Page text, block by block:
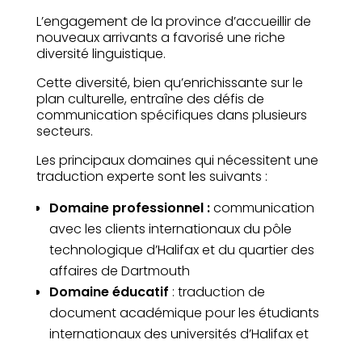
L’engagement de la province d’accueillir de
nouveaux arrivants a favorisé une riche
diversité linguistique.
Cette diversité, bien qu’enrichissante sur le
plan culturelle, entraîne des défis de
communication spécifiques dans plusieurs
secteurs.
Les principaux domaines qui nécessitent une
traduction experte sont les suivants :
Domaine professionnel :communication
avec les clients internationaux du pôle
technologique d’Halifax et du quartier des
affaires de Dartmouth
Domaine éducatif : traduction de
document académique pour les étudiants
internationaux des universités d’Halifax et